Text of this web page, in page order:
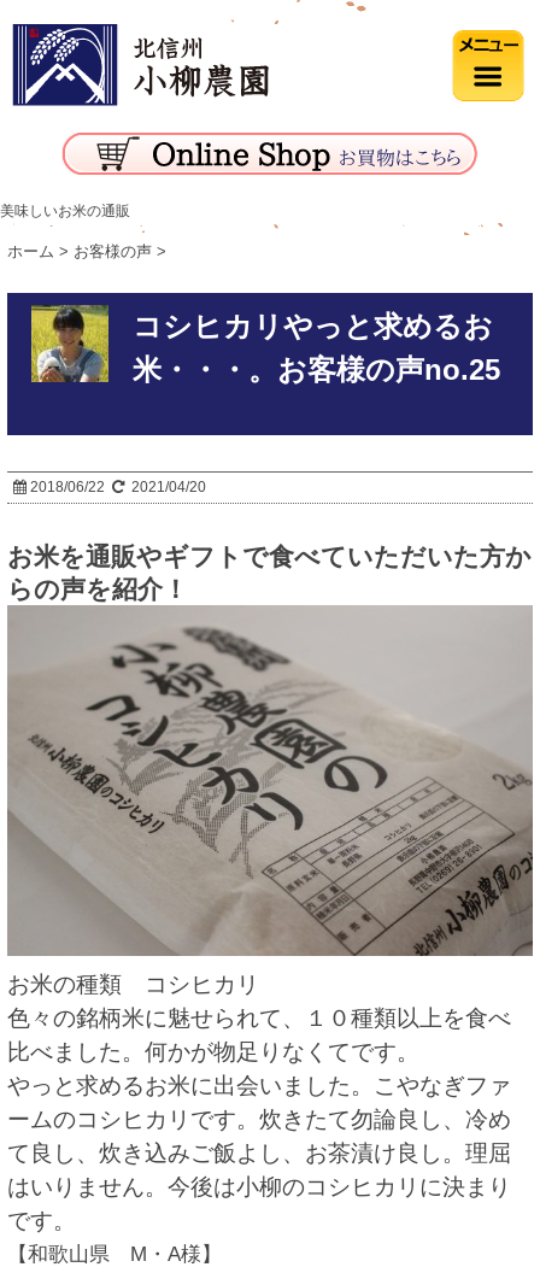
美味しいお米の通販
ホーム > お客様の声 >
コシヒカリやっと求めるお
米・・・。お客様の声no.25
2018/06/22 2021/04/20
お米を通販やギフトで食べていただいた方か
らの声を紹介！
お米の種類 コシヒカリ
色々の銘柄米に魅せられて、１０種類以上を食べ
比べました。何かが物足りなくてです。
やっと求めるお米に出会いました。こやなぎファ
ームのコシヒカリです。炊きたて勿論良し、冷め
て良し、炊き込みご飯よし、お茶漬け良し。理屈
はいりません。今後は小柳のコシヒカリに決まり
です。
【和歌山県 M・A様】